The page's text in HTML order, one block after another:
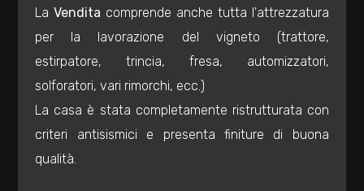
LaVendita comprende anche tutta l'attrezzatura
per la lavorazione del vigneto (trattore,
estirpatore, trincia, fresa, automizzatori,
solforatori, vari rimorchi, ecc.)
La casa è stata completamente ristrutturata con
criteri antisismici e presenta finiture di buona
qualità.
Locali
minimi
Qualsiasi